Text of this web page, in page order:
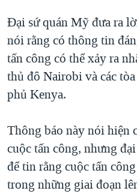
NGƯ DÂN VIỆT VÀ LÀN
BÊN KIA QUỐC LỘ: TIẾNG
QUAN HỆ VIỆT MỸ
Đại sứ quán Mỹ đưa ra
nói rằng có thông tin
tấn công có thể xảy ra
thủ đô Nairobi và các
phủ Kenya.
Thông báo này nói hiện
cuộc tấn công, nhưng
để tin rằng cuộc tấn
trong những giai đoạn